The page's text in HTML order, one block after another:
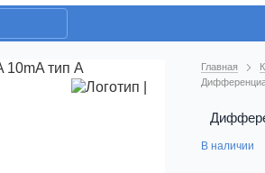
Главная
В наличии